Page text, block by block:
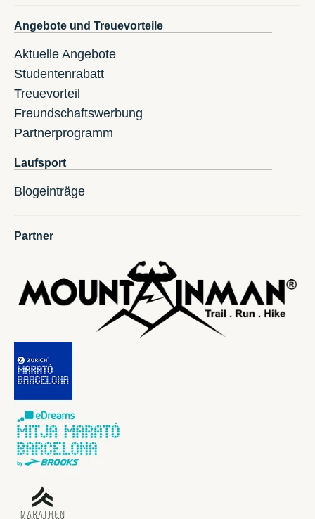
Angebote und Treuevorteile
Aktuelle Angebote
Studentenrabatt
Treuevorteil
Freundschaftswerbung
Partnerprogramm
Laufsport
Blogeinträge
Partner